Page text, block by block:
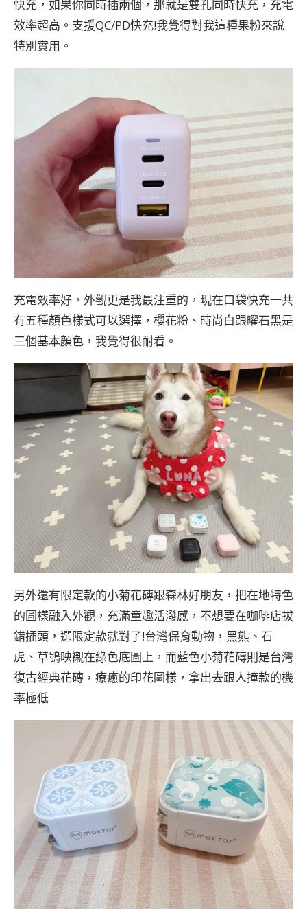
快充，如果你同時插兩個，那就是雙孔同時快充，充電
效率超高。支援QC/PD快充!我覺得對我這種果粉來說
特別實用。
充電效率好，外觀更是我最注重的，現在口袋快充一共
有五種顏色樣式可以選擇，櫻花粉、時尚白跟曜石黑是
三個基本顏色，我覺得很耐看。
另外還有限定款的小菊花磚跟森林好朋友，把在地特色
的圖樣融入外觀，充滿童趣活潑感，不想要在咖啡店拔
錯插頭，選限定款就對了!台灣保育動物，黑熊、石
虎、草鴞映襯在綠色底圖上，而藍色小菊花磚則是台灣
復古經典花磚，療癒的印花圖樣，拿出去跟人撞款的機
率極低